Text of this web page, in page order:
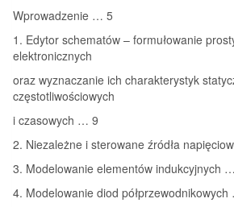
Wprowadzenie … 5
1. Edytor schematów – formułowanie
elektronicznych
oraz wyznaczanie ich charakterystyk
częstotliwościowych
i czasowych … 9
2. Niezależne i sterowane źródła
3. Modelowanie elementów indukcyjnych
4. Modelowanie diod